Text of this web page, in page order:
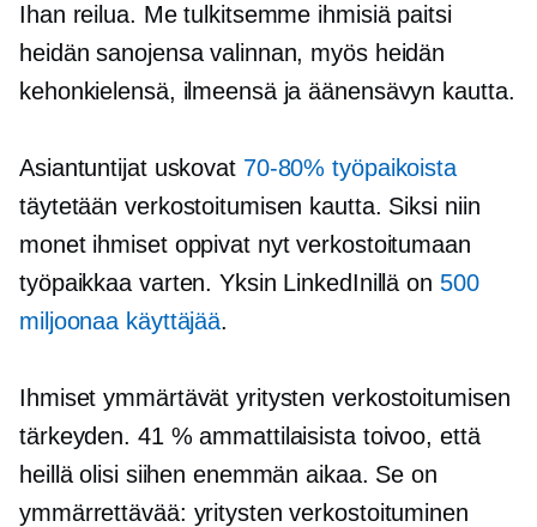
Ihan reilua. Me tulkitsemme ihmisiä paitsi
heidän sanojensa valinnan, myös heidän
kehonkielensä, ilmeensä ja äänensävyn kautta.
Asiantuntijat uskovat 70-80% työpaikoista
täytetään verkostoitumisen kautta. Siksi niin
monet ihmiset oppivat nyt verkostoitumaan
työpaikkaa varten. Yksin LinkedInillä on 500
miljoonaa käyttäjää.
Ihmiset ymmärtävät yritysten verkostoitumisen
tärkeyden. 41 % ammattilaisista toivoo, että
heillä olisi siihen enemmän aikaa. Se on
ymmärrettävää: yritysten verkostoituminen